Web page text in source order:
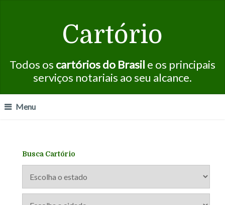
Cartório
Todos os cartórios do Brasil e os principais
serviços notariais ao seu alcance.
Menu
Busca Cartório